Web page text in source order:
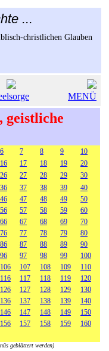
...
christlichen Glauben
MENÜ
geistliche
6 7 8 9
10
16 17 18 19
20
26 27 28 29
30
36 37 38 39
40
46 47 48 49
50
56 57 58 59
60
66 67 68 69
70
76 77 78 79
80
86 87 88 89
90
96 97 98 99
100
106 107 108 109
110
116 117 118 119
120
126 127 128 129
130
136 137 138 139
140
146 147 148 149
150
156 157 158 159 160
geblättert werden)